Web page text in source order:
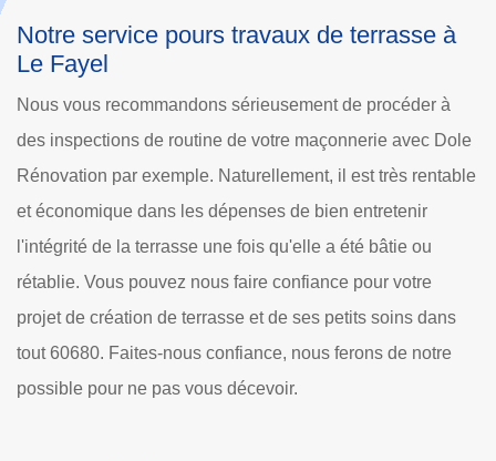
à
à
Dole
rentable
ou
dans
notre
Nos travaux de maçonnerie à Le
pour tous
Ajoutez des améliorations visuelles et commodes à
propriété sur 60680 avec l'aide de notre équipe
en maçonnerie. Nous fournissons des services de
maçonnerie avec un savoir-faire de haut niveau et
hauteur de vos attentes. Qu'il s'agisse de
cheminées ou de restaurations authentiques d’une
construction, comptez sur nous pour bien faire le
Appelez-nous directement et dès aujourd'hui pour
de votre projet avec nos maçons spécialisés. Nous